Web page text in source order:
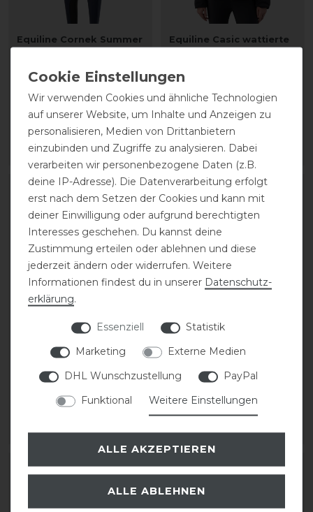
Equiline Cornek Summer
Damen
statt 179,00 €
ARTIKEL MERKEN
Equiline Casic wattierte
statt 250,00 €
150,00 € *
ARTIKEL MERKEN
Equiline Cornek Kniegrip
Reithose Damen
157,50 € *
ARTIKEL MERKEN
Equiline Canic
Turniershirt Damen
62,30 € *
ARTIKEL MERKEN
-15% -15%
Wir verwenden Cookies und ähnliche Technologien
auf unserer Website, um Inhalte und Anzeigen zu
personalisieren, Medien von Drittanbietern
einzubinden und Zugriffe zu analysieren. Dabei
verarbeiten wir personenbezogene Daten (z.B.
deine IP-Adresse). Die Datenverarbeitung erfolgt
erst nach dem Setzen der Cookies und kann mit
deiner Einwilligung oder aufgrund berechtigten
Interesses geschehen. Du kannst deine
Zustimmung erteilen oder ablehnen und diese
jederzeit ändern oder widerrufen. Weitere
Informationen findest du in unserer Daten­schutz­
erklärung.
Essenziell
Statistik
Marketing
Externe Medien
DHL Wunschzustellung
PayPal
Funktional
Weitere Einstellungen
ALLE AKZEPTIEREN
ALLE ABLEHNEN